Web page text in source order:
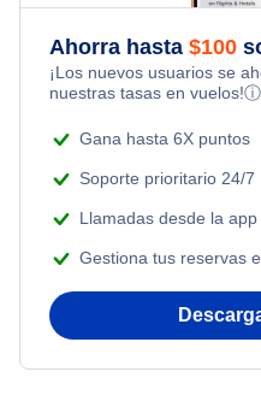
Flights Under $49
Flights Under $99
Flights Under $199
Flights from Toronto to
Flights from Nueva York to
Flights from Nueva York to
Romantic Vacations
Adventure Vacations
Beach Vacations
Ahorra hasta $100
¡Los nuevos usuarios se
nuestras tasas en vuelos!ⓘ
Gana hasta 6X puntos
Soporte prioritario 24/7
Llamadas desde la
Gestiona tus reservas